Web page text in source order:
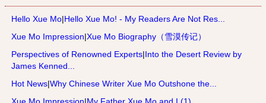
Hello Xue Mo|Hello Xue Mo! - My Readers Are Not Res...
Xue Mo Impression|Xue Mo Biography（雪漠传记）
Perspectives of Renowned Experts|Into the Desert Review by
James Kenned...
Hot News|Why Chinese Writer Xue Mo Outshone the...